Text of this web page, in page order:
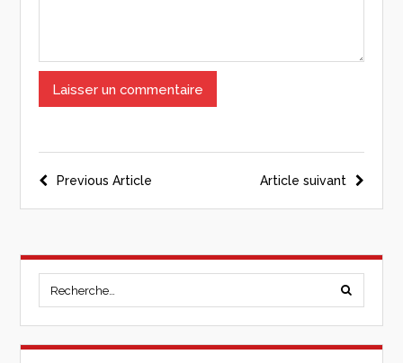
Article suivant
Previous Article